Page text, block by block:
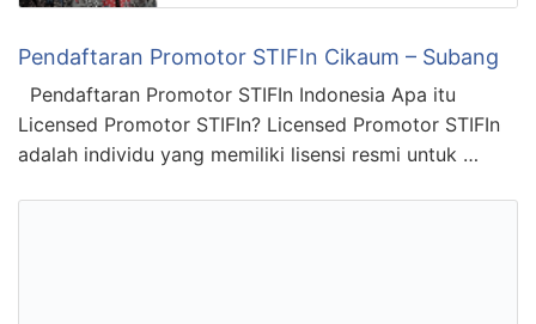
Pendaftaran Promotor STIFIn Cikaum – Subang
Pendaftaran Promotor STIFIn Indonesia Apa itu
Licensed Promotor STIFIn? Licensed Promotor STIFIn
adalah individu yang memiliki lisensi resmi untuk …